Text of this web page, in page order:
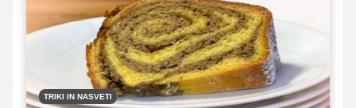
razlikujejo, obstaja nekaj preverjenih trikov in nasvetov,
ki vam bodo pomagali do popolnega rezultata.
TRIKI IN NASVETI